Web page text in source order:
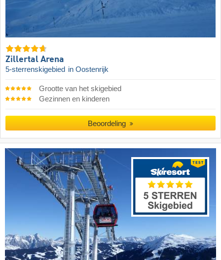
Zillertal Arena
5-sterrenskigebied in Oostenrijk
Grootte van het skigebied
Gezinnen en kinderen
Beoordeling